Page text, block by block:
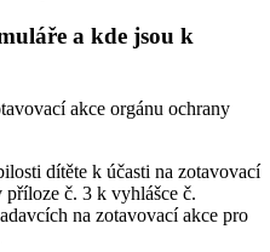
a kde jsou k
akce orgánu ochrany
dítěte k účasti na zotavovací
č. 3 k vyhlášce č.
na zotavovací akce pro